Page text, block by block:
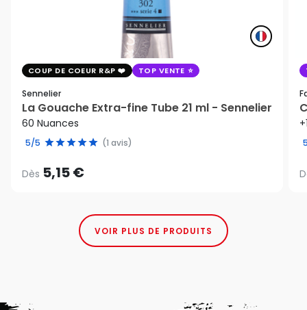
COUP DE COEUR R&P TOP VENTE
Sennelier
La Gouache Extra-fine Tube 21 ml - Sennelier
60 Nuances
5/5 (1 avis)
Dès 5,15 €
VOIR PLUS DE PRODUITS